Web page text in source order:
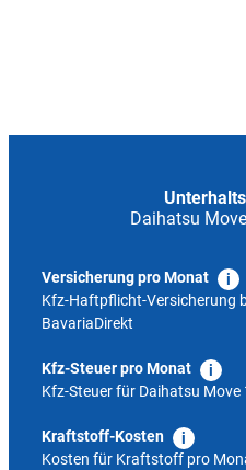
Daihatsu
Versicherung pro Monat
Kfz-Haftpflicht-Versicherung
BavariaDirekt
Kfz-Steuer pro Monat
Kfz-Steuer für Daihatsu Move
Kraftstoff-Kosten
Kosten für Kraftstoff pro